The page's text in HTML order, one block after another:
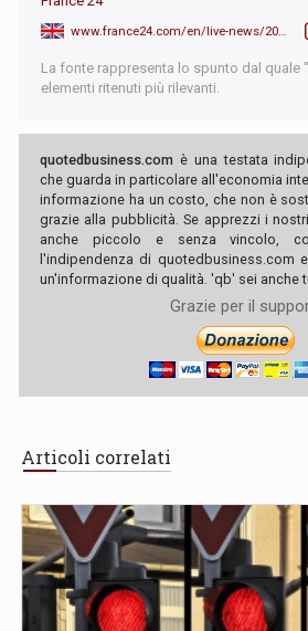
La fonte rappresenta lo spunto dal quale
elementi ritenuti più rilevanti.
quotedbusiness.com è una testata
che guarda in particolare all'economia
informazione ha un costo, che non è
grazie alla pubblicità. Se apprezzi i
anche piccolo e senza vincolo,
l'indipendenza di quotedbusiness.com
un'informazione di qualità. 'qb' sei anche
Grazie per il
Articoli correlati